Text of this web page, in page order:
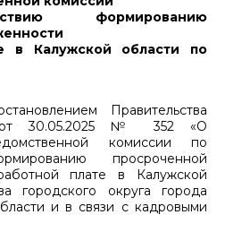
формированию
в Калужской области по
Правительства
от 30.05.2025 № 352 «О
комиссии по
просроченной
плате в Калужской
городского округа города
и в связи с кадровыми